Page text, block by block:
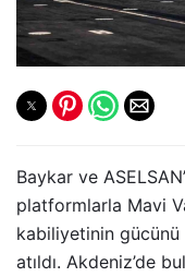
Baykar ve
platformlarla Mavi
kabiliyetinin gücünü
atıldı. Akdeniz’de